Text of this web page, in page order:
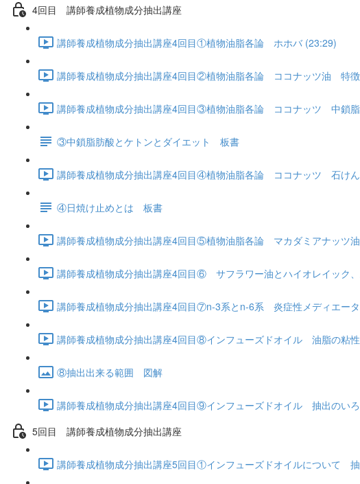
4回目 講師養成植物成分抽出講座
講師養成植物成分抽出講座4回目①植物油脂各論 ホホバ (23:29)
講師養成植物成分抽出講座4回目②植物油脂各論 ココナッツ油
講師養成植物成分抽出講座4回目③植物油脂各論 ココナッツ 中鎖
③中鎖脂肪酸とケトンとダイエット 板書
講師養成植物成分抽出講座4回目④植物油脂各論 ココナッツ 石
④日焼け止めとは 板書
講師養成植物成分抽出講座4回目⑤植物油脂各論 マカダミアナ
講師養成植物成分抽出講座4回目⑥ サフラワー油とハイオレイック
講師養成植物成分抽出講座4回目⑦n-3系とn-6系 炎症性メディエ
講師養成植物成分抽出講座4回目⑧インフューズドオイル 油脂の粘
⑧抽出出来る範囲 図解
講師養成植物成分抽出講座4回目⑨インフューズドオイル 抽出のい
5回目 講師養成植物成分抽出講座
講師養成植物成分抽出講座5回目①インフューズドオイルについて